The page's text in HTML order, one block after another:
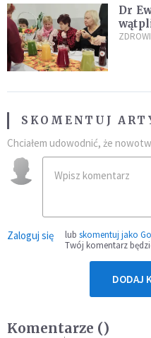
Dr
SKOMENTUJ
Chciałem udowodnić, że
Zaloguj się lub skomentuj jako
Twój komentarz
DODAJ
Komentarze ()